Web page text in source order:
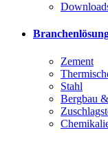
Zement
Stahl
Bergbau